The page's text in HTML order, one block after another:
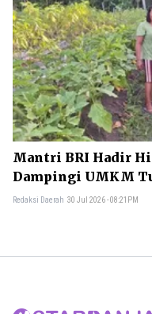
Mantri BRI Hadir
Dampingi UMKM
Redaksi Daerah 30 Jul 2026 - 08:21PM